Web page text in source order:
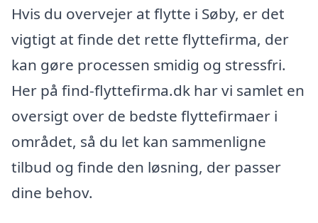
Hvis du overvejer at flytte i Søby, er det
vigtigt at finde det rette flyttefirma, der
kan gøre processen smidig og stressfri.
Her på find-flyttefirma.dk har vi samlet en
oversigt over de bedste flyttefirmaer i
området, så du let kan sammenligne
tilbud og finde den løsning, der passer
dine behov.